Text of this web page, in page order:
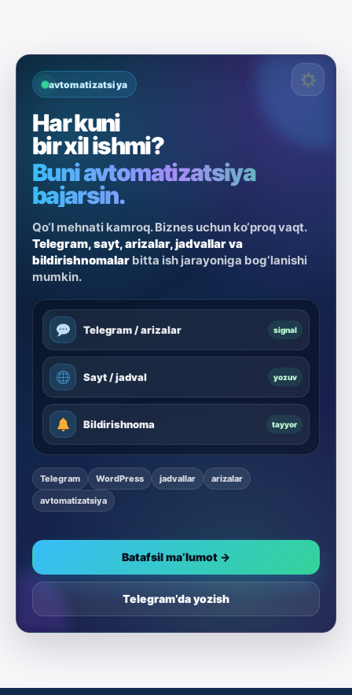
avtomatizatsiya
Har kuni
bir xil ishmi?
Buni avtomatizatsiya
bajarsin.
Qo‘l mehnati kamroq. Biznes uchun ko‘proq vaqt.
Telegram, sayt, arizalar, jadvallar va
bildirishnomalar bitta ish jarayoniga bog‘lanishi
mumkin.
Telegram / arizalar signal
Sayt / jadval yozuv
Bildirishnoma tayyor
Telegram WordPress jadvallar
arizalar
avtomatizatsiya
Batafsil ma’lumot →
Telegram’da yozish